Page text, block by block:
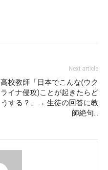
Next article
高校教師「日本でこんな(ウク
ライナ侵攻)ことが起きたらど
うする？」→ 生徒の回答に教
師絶句…